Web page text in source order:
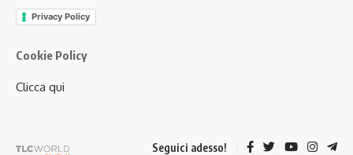
Privacy Policy
Cookie Policy
Clicca qui
Seguici adesso!